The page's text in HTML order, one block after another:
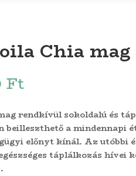
Chia mag
Ft
rendkívül sokoldalú és
beilleszthető a mindennapi
előnyt kínál. Az utóbbi
táplálkozás hívei